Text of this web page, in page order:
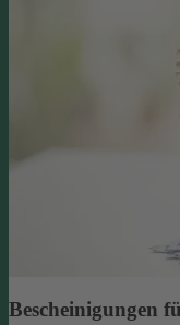
Bescheinigungen